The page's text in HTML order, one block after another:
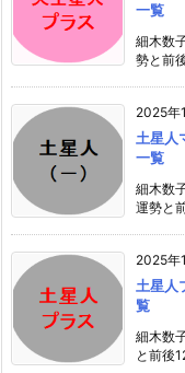
一覧
細木数
勢と前
2025年
土星人
一覧
細木数
運勢と
2025年
土星人
覧
細木数
と前後